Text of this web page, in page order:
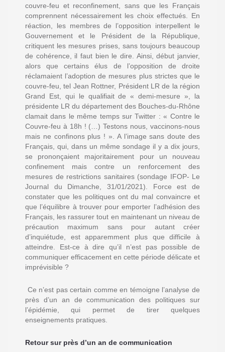
couvre-feu et reconfinement, sans que les Français
comprennent nécessairement les choix effectués. En
réaction, les membres de l’opposition interpellent le
Gouvernement et le Président de la République,
critiquent les mesures prises, sans toujours beaucoup
de cohérence, il faut bien le dire. Ainsi, début janvier,
alors que certains élus de l’opposition de droite
réclamaient l’adoption de mesures plus strictes que le
couvre-feu, tel Jean Rottner, Président LR de la région
Grand Est, qui le qualifiait de « demi-mesure », la
présidente LR du département des Bouches-du-Rhône
clamait dans le même temps sur Twitter : « Contre le
Couvre-feu à 18h ! (…) Testons nous, vaccinons-nous
mais ne confinons plus ! ». A l’image sans doute des
Français, qui, dans un même sondage il y a dix jours,
se prononçaient majoritairement pour un nouveau
confinement mais contre un renforcement des
mesures de restrictions sanitaires (sondage IFOP- Le
Journal du Dimanche , 31/01/2021). Force est de
constater que les politiques ont du mal convaincre et
que l’équilibre à trouver pour emporter l’adhésion des
Français, les rassurer tout en maintenant un niveau de
précaution maximum sans pour autant créer
d’inquiétude, est apparemment plus que difficile à
atteindre. Est-ce à dire qu’il n’est pas possible de
communiquer efficacement en cette période délicate et
imprévisible ?
Ce n’est pas certain comme en témoigne l’analyse de
près d’un an de communication des politiques sur
l’épidémie, qui permet de tirer quelques
enseignements pratiques.
Retour sur près d’un an de communication